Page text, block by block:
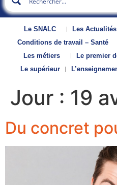
Le SNALC Les Actualités
Conditions de travail – Santé
Les métiers
Le premier
Le supérieur
Jour : 19
Du concret